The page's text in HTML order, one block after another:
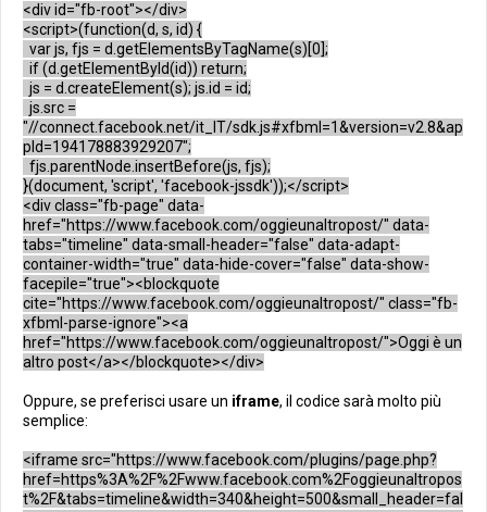
<div id="fb-root"></div>
<script>(function(d, s, id) {
var js, fjs = d.getElementsByTagName(s)[0];
if (d.getElementById(id)) return;
js = d.createElement(s); js.id = id;
js.src =
"//connect.facebook.net/it_IT/sdk.js#xfbml=1&version=v2.8&ap
pId=194178883929207";
fjs.parentNode.insertBefore(js, fjs);
}(document, 'script', 'facebook-jssdk'));</script>
<div class="fb-page" data-
href="https://www.facebook.com/oggieunaltropost/" data-
tabs="timeline" data-small-header="false" data-adapt-
container-width="true" data-hide-cover="false" data-show-
facepile="true"><blockquote
cite="https://www.facebook.com/oggieunaltropost/" class="fb-
xfbml-parse-ignore"><a
href="https://www.facebook.com/oggieunaltropost/">Oggi è un
altro post</a></blockquote></div>
Oppure, se preferisci usare un iframe, il codice sarà molto più
semplice:
<iframe src="https://www.facebook.com/plugins/page.php?
href=https%3A%2F%2Fwww.facebook.com%2Foggieunaltropos
t%2F&tabs=timeline&width=340&height=500&small_header=fal